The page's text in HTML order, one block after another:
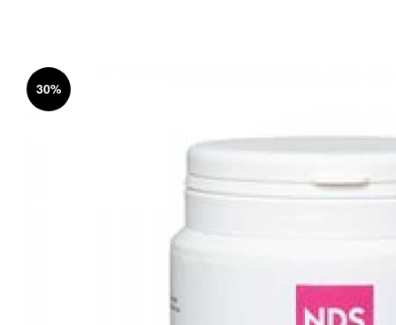
Varen er nu i kurven ✔
Vi anbefaler dig disse
30%